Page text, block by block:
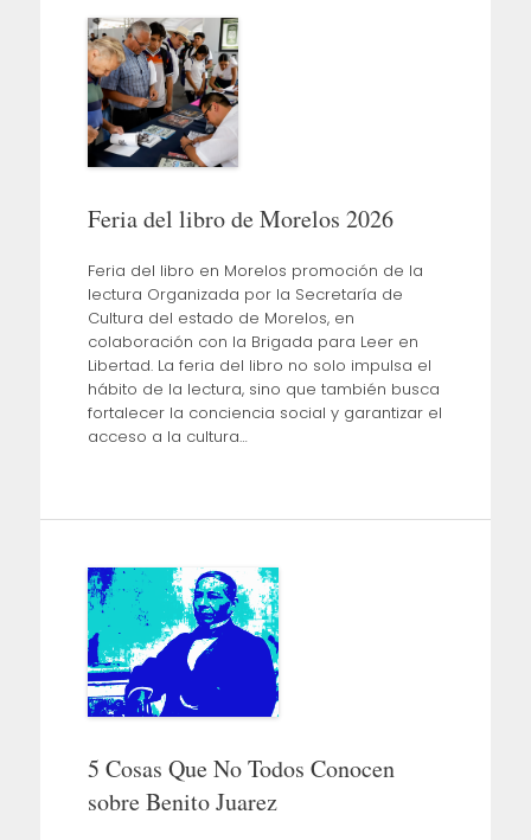
Feria del libro de Morelos 2026
Feria del libro en Morelos promoción de la
lectura Organizada por la Secretaría de
Cultura del estado de Morelos, en
colaboración con la Brigada para Leer en
Libertad. La feria del libro no solo impulsa el
hábito de la lectura, sino que también busca
fortalecer la conciencia social y garantizar el
acceso a la cultura…
5 Cosas Que No Todos Conocen
sobre Benito Juarez